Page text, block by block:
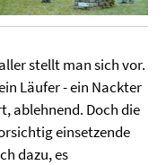
stellt man sich vor.
Läufer - ein Nackter
ablehnend. Doch die
einsetzende
dazu, es